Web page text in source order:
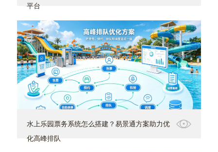
平台
水上乐园票务系统怎么搭建？易景通方案助力优
化高峰排队